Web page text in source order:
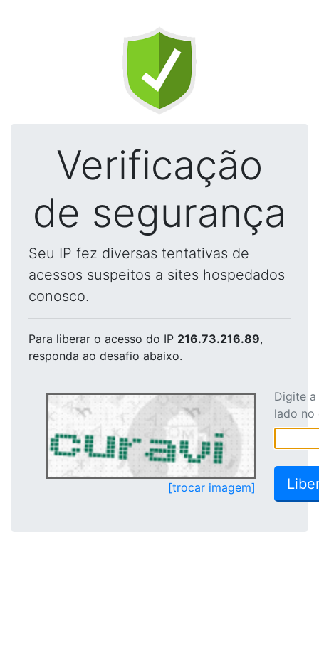
Verificação
de segurança
Seu IP fez diversas tentativas de
acessos suspeitos a sites hospedados
conosco.
Para liberar o acesso do IP 216.73.216.89,
responda ao desafio abaixo.
[trocar imagem]
Digite
lado no